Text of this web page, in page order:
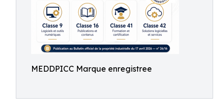
MEDDPICC Marque enregistree